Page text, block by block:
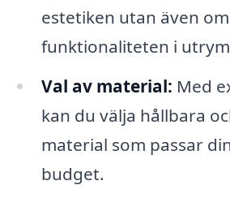
estetiken utan även om
funktionaliteten i
Val av material: Med
kan du välja hållbara
material som passar
budget.